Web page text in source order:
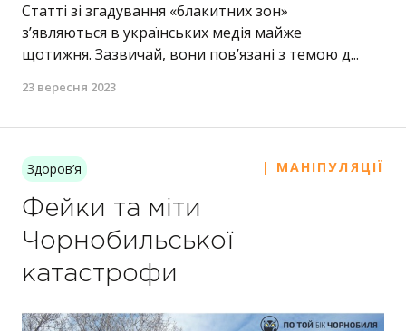
Статті зі згадування «блакитних зон»
з’являються в українських медія майже
щотижня. Зазвичай, вони пов’язані з темою д...
23 вересня 2023
Здоров’я | МАНІПУЛЯЦІЇ
Фейки та міти
Чорнобильської
катастрофи